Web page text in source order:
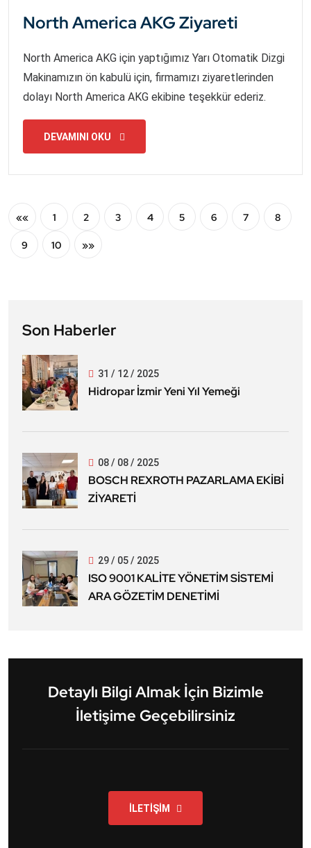
North America AKG Ziyareti
North America AKG için yaptığımız Yarı Otomatik Dizgi
Makinamızın ön kabulü için, firmamızı ziyaretlerinden
dolayı North America AKG ekibine teşekkür ederiz.
DEVAMINI OKU
«« 1 2 3 4 5 6 7 8
9 10 »»
Son Haberler
31 / 12 / 2025
Hidropar İzmir Yeni Yıl Yemeği
08 / 08 / 2025
BOSCH REXROTH PAZARLAMA EKİBİ
ZİYARETİ
29 / 05 / 2025
ISO 9001 KALİTE YÖNETİM SİSTEMİ
ARA GÖZETİM DENETİMİ
Detaylı Bilgi Almak İçin Bizimle
İletişime Geçebilirsiniz
İLETİŞİM